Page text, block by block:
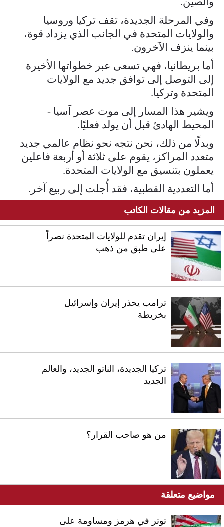
وفي المرحلة الجديدة، تقف تركيا وروسيا
والولايات المتحدة في الجانب الذي يزداد قوة،
بينما ينزف الآخرون.
أما بريطانيا، فهي تسعى عبر خطواتها الأخيرة
إلى التوصل إلى توافق جديد مع الولايات
المتحدة وتركيا.
ويشير هذا المسار إلى موت عصر آسيا -
المحيط الهادئ قبل أن يولد فعليًا.
وبدلًا من ذلك، نحن نتجه نحو نظام عالمي جديد
متعدد المراكز، يقوم على ثلاثة أو أربعة فاعلين
يعملون بتنسيق مع الولايات المتحدة.
أما التعددية القطبية، فقد أُجلت إلى ربيع آخر.
المزيد من مقالات الكاتب
إيران تقدم للولايات المتحدة نصراً
على طبق من ذهب
ترامب يحذر إيران وإسرائيل
بخريطة
تركيا الجديدة، الناتو الجديد، والعالم
الجديد
من هو صاحب القرار؟
مواضيع متعلقة
توتر في هرمز ومساومة على